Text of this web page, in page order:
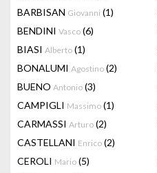
BARBISAN Giovanni (1)
BENDINI Vasco (6)
BIASI Alberto (1)
BONALUMI Agostino (2)
BUENO Antonio (3)
CAMPIGLI Massimo (1)
CARMASSI Arturo (2)
CASTELLANI Enrico (2)
CEROLI Mario (5)